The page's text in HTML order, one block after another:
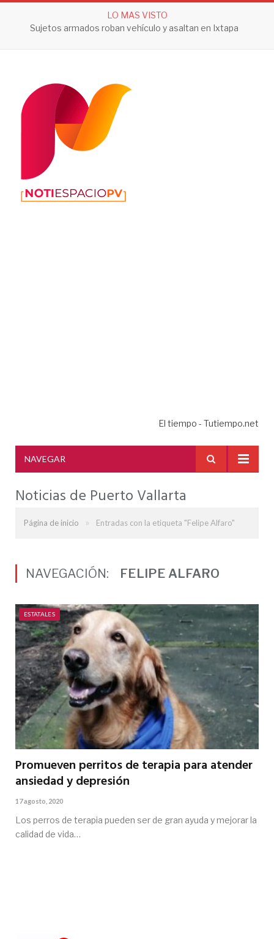
LO MAS VISTO
Sujetos armados roban vehículo y asaltan en Ixtapa
El tiempo - Tutiempo.net
NAVEGAR
Noticias de Puerto Vallarta
Página de inicio » Entradas con la etiqueta "Felipe Alfaro"
NAVEGACIÓN: FELIPE ALFARO
ESTATALES
Promueven perritos de terapia para atender
ansiedad y depresión
17 agosto, 2020
Los perros de terapia pueden ser de gran ayuda y mejorar la
calidad de vida…